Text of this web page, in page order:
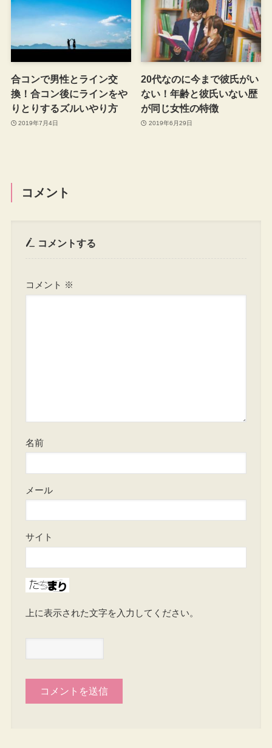
合コンで男性とライン交
換！合コン後にラインをや
りとりするズルいやり方
2019年7月4日
20代なのに今まで彼氏がい
ない！年齢と彼氏いない歴
が同じ女性の特徴
2019年6月29日
コメント
コメントする
コメント ※
名前
メール
サイト
上に表示された文字を入力してください。